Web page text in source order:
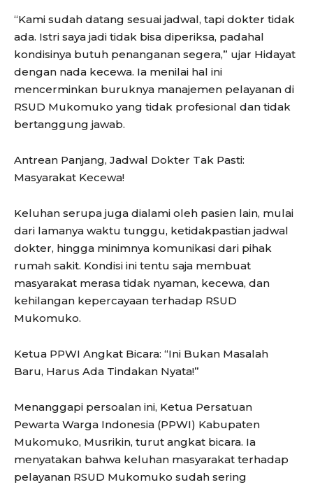
“Kami sudah datang sesuai jadwal, tapi dokter tidak
ada. Istri saya jadi tidak bisa diperiksa, padahal
kondisinya butuh penanganan segera,” ujar Hidayat
dengan nada kecewa. Ia menilai hal ini
mencerminkan buruknya manajemen pelayanan di
RSUD Mukomuko yang tidak profesional dan tidak
bertanggung jawab.
Antrean Panjang, Jadwal Dokter Tak Pasti:
Masyarakat Kecewa!
Keluhan serupa juga dialami oleh pasien lain, mulai
dari lamanya waktu tunggu, ketidakpastian jadwal
dokter, hingga minimnya komunikasi dari pihak
rumah sakit. Kondisi ini tentu saja membuat
masyarakat merasa tidak nyaman, kecewa, dan
kehilangan kepercayaan terhadap RSUD
Mukomuko.
Ketua PPWI Angkat Bicara: “Ini Bukan Masalah
Baru, Harus Ada Tindakan Nyata!”
Menanggapi persoalan ini, Ketua Persatuan
Pewarta Warga Indonesia (PPWI) Kabupaten
Mukomuko, Musrikin, turut angkat bicara. Ia
menyatakan bahwa keluhan masyarakat terhadap
pelayanan RSUD Mukomuko sudah sering